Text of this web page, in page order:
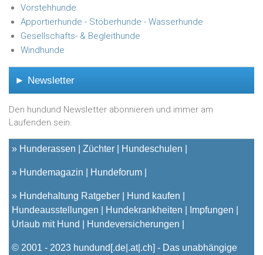
Vorstehhunde
Apportierhunde - Stöberhunde - Wasserhunde
Gesellschafts- & Begleithunde
Windhunde
► Newsletter
Den hundund Newsletter abonnieren und immer am
Laufenden sein.
» Hunderassen Züchter Hundeschulen
» Hundemagazin Hundeforum
» Hundehaltung Ratgeber
Hund kaufen
Hundeausstellungen
Hundekrankheiten
Impfungen
Urlaub mit Hund
Hundeversicherungen
© 2001 - 2023 hundund [.de|.at|.ch] - Das unabhängige